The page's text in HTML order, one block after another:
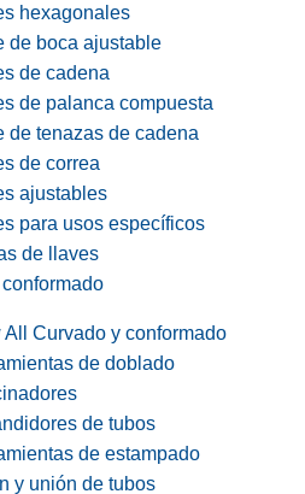
hexagonales
de boca ajustable
de cadena
de palanca compuesta
de tenazas de cadena
de correa
ajustables
para usos específicos
de llaves
All Curvado y conformado
de doblado
de tubos
de estampado
y unión de tubos